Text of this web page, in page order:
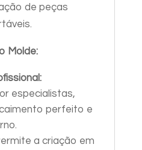
de peças
Molde:
especialistas,
perfeito e
a criação em